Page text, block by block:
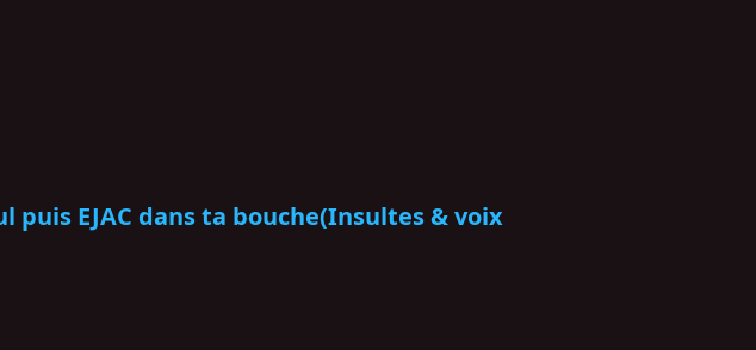
puis EJAC dans ta bouche(Insultes & voix